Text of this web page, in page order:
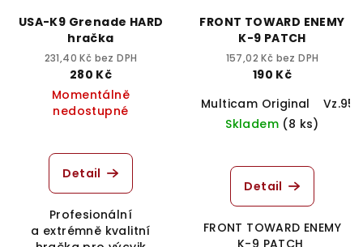
USA-K9 Grenade HARD
hračka
231,40 Kč bez DPH
280 Kč
Momentálně
nedostupné
Detail
Profesionální
a extrémně kvalitní
FRONT TOWARD ENEMY
K-9 PATCH
157,02 Kč bez DPH
190 Kč
Multicam Original
Vz.95
Skladem (8 ks)
Detail
FRONT TOWARD ENEMY